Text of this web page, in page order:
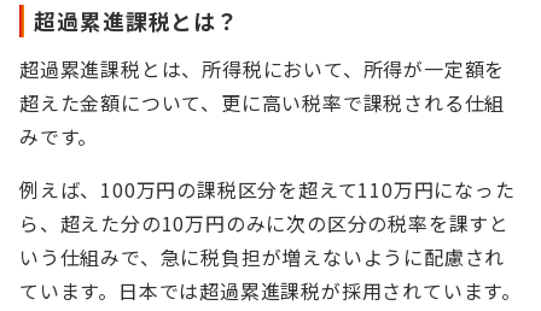
超過累進課税とは？
超過累進課税とは、所得税において、所得が一定額を
超えた金額について、更に高い税率で課税される仕組
みです。
例えば、100万円の課税区分を超えて110万円になった
ら、超えた分の10万円のみに次の区分の税率を課すと
いう仕組みで、急に税負担が増えないように配慮され
ています。日本では超過累進課税が採用されています。